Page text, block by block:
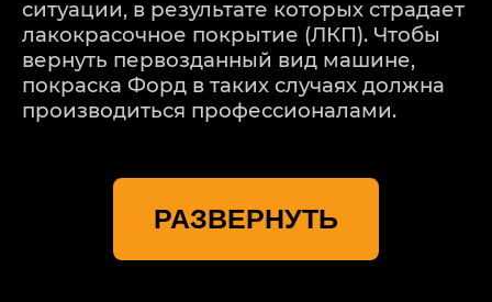
ситуации, в результате которых страдает
лакокрасочное покрытие (ЛКП). Чтобы
вернуть первозданный вид машине,
покраска Форд в таких случаях должна
производиться профессионалами.
«Детейлингофъ» проводится полный
комплекс мероприятий по
РАЗВЕРНУТЬ